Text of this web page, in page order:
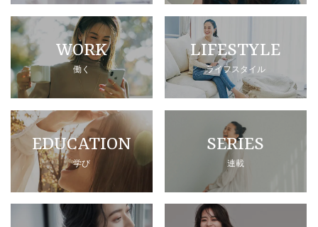
WORK
働く
LIFESTYLE
ライフスタイル
EDUCATION
学び
SERIES
連載